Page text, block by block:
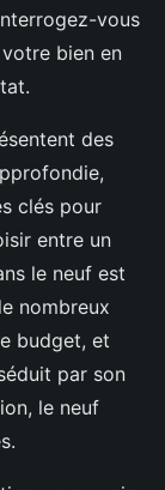
vous
bien en
des
clés pour
entre un
le neuf est
nombreux
budget, et
par son
le neuf